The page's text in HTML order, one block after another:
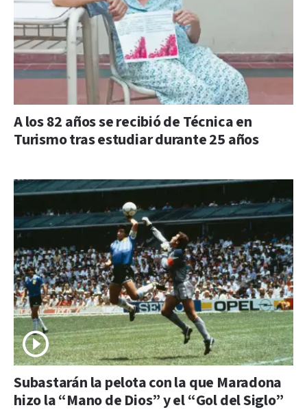
A los 82 años se recibió de Técnica en
Turismo tras estudiar durante 25 años
Subastarán la pelota con la que Maradona
hizo la “Mano de Dios” y el “Gol del Siglo”